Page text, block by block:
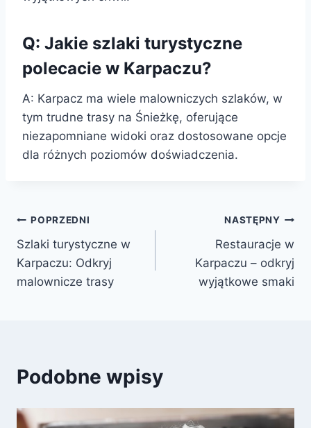
Q: Jakie szlaki turystyczne
polecacie w Karpaczu?
A: Karpacz ma wiele malowniczych szlaków, w
tym trudne trasy na Śnieżkę, oferujące
niezapomniane widoki oraz dostosowane opcje
dla różnych poziomów doświadczenia.
Nawigacja
wpisu
POPRZEDNI
Szlaki turystyczne w
Karpaczu: Odkryj
malownicze trasy
NASTĘPNY
Restauracje w
Karpaczu – odkryj
wyjątkowe smaki
Podobne wpisy